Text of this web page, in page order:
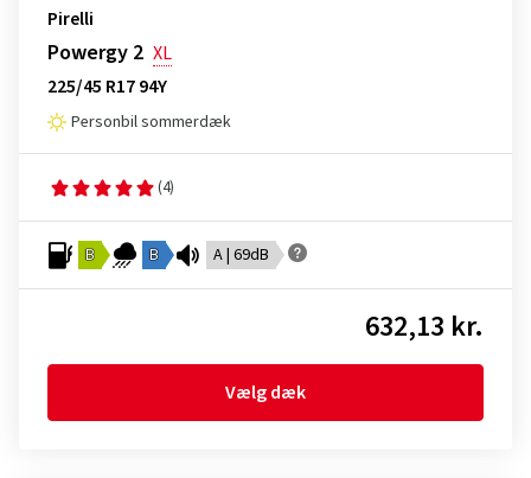
Pirelli
Powergy 2 XL
225/45 R17 94Y
Personbil sommerdæk
(4)
B B A | 69dB
632,13 kr.
Vælg dæk